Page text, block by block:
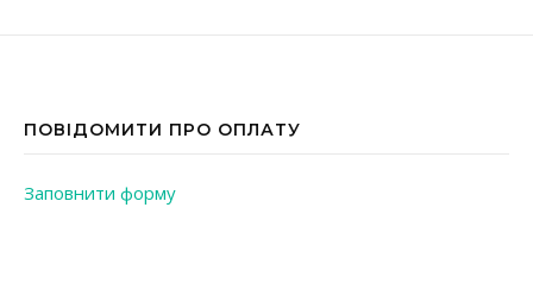
ПОВІДОМИТИ ПРО ОПЛАТУ
Заповнити форму